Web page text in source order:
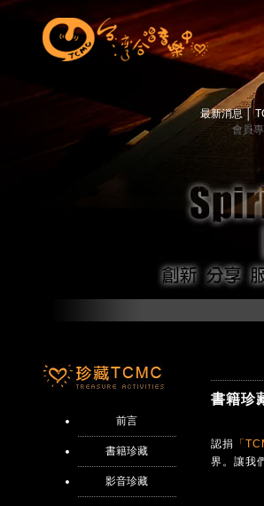
最新消息
會員
前言
書籍珍藏
影音珍藏
書籍珍
認捐 「
界。讓我